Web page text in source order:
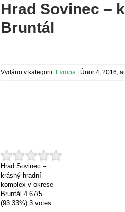
Hrad Sovinec –
Bruntál
Vydáno v kategorii: Evropa Únor 4, 2016,
Hrad Sovinec –
krásný hradní
komplex v okrese
Bruntál 4.67/5
(93.33%) 3 votes